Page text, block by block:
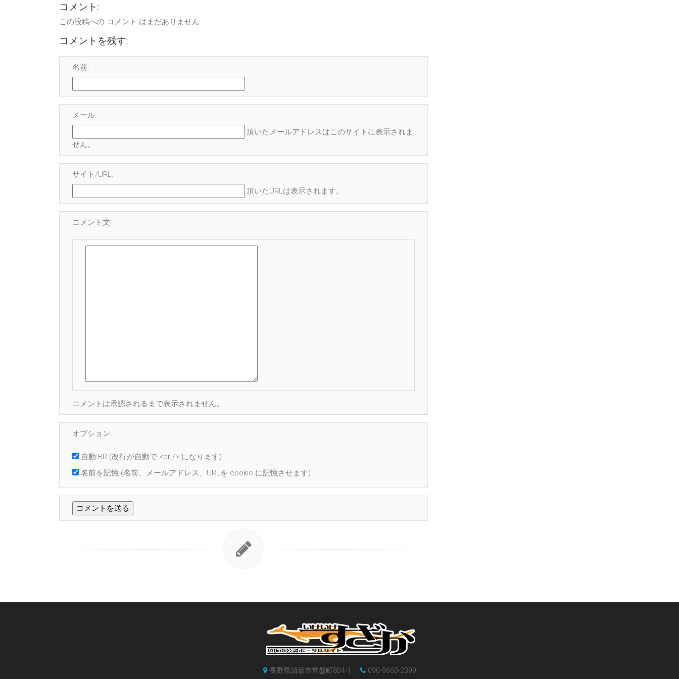
コメント:
この投稿への コメント はまだありません...
コメントを残す:
名前:
メール:
頂いたメールアドレスはこのサイトに表示されま
せん。
サイト/URL:
頂いたURLは表示されます。
コメント文:
コメントは承認されるまで表示されません。
オプション:
自動-BR (改行が自動で <br /> になります)
名前を記憶 (名前、メールアドレス、URLを cookie に記憶させます)
長野県須坂市常盤町804-1 090-9660-2399